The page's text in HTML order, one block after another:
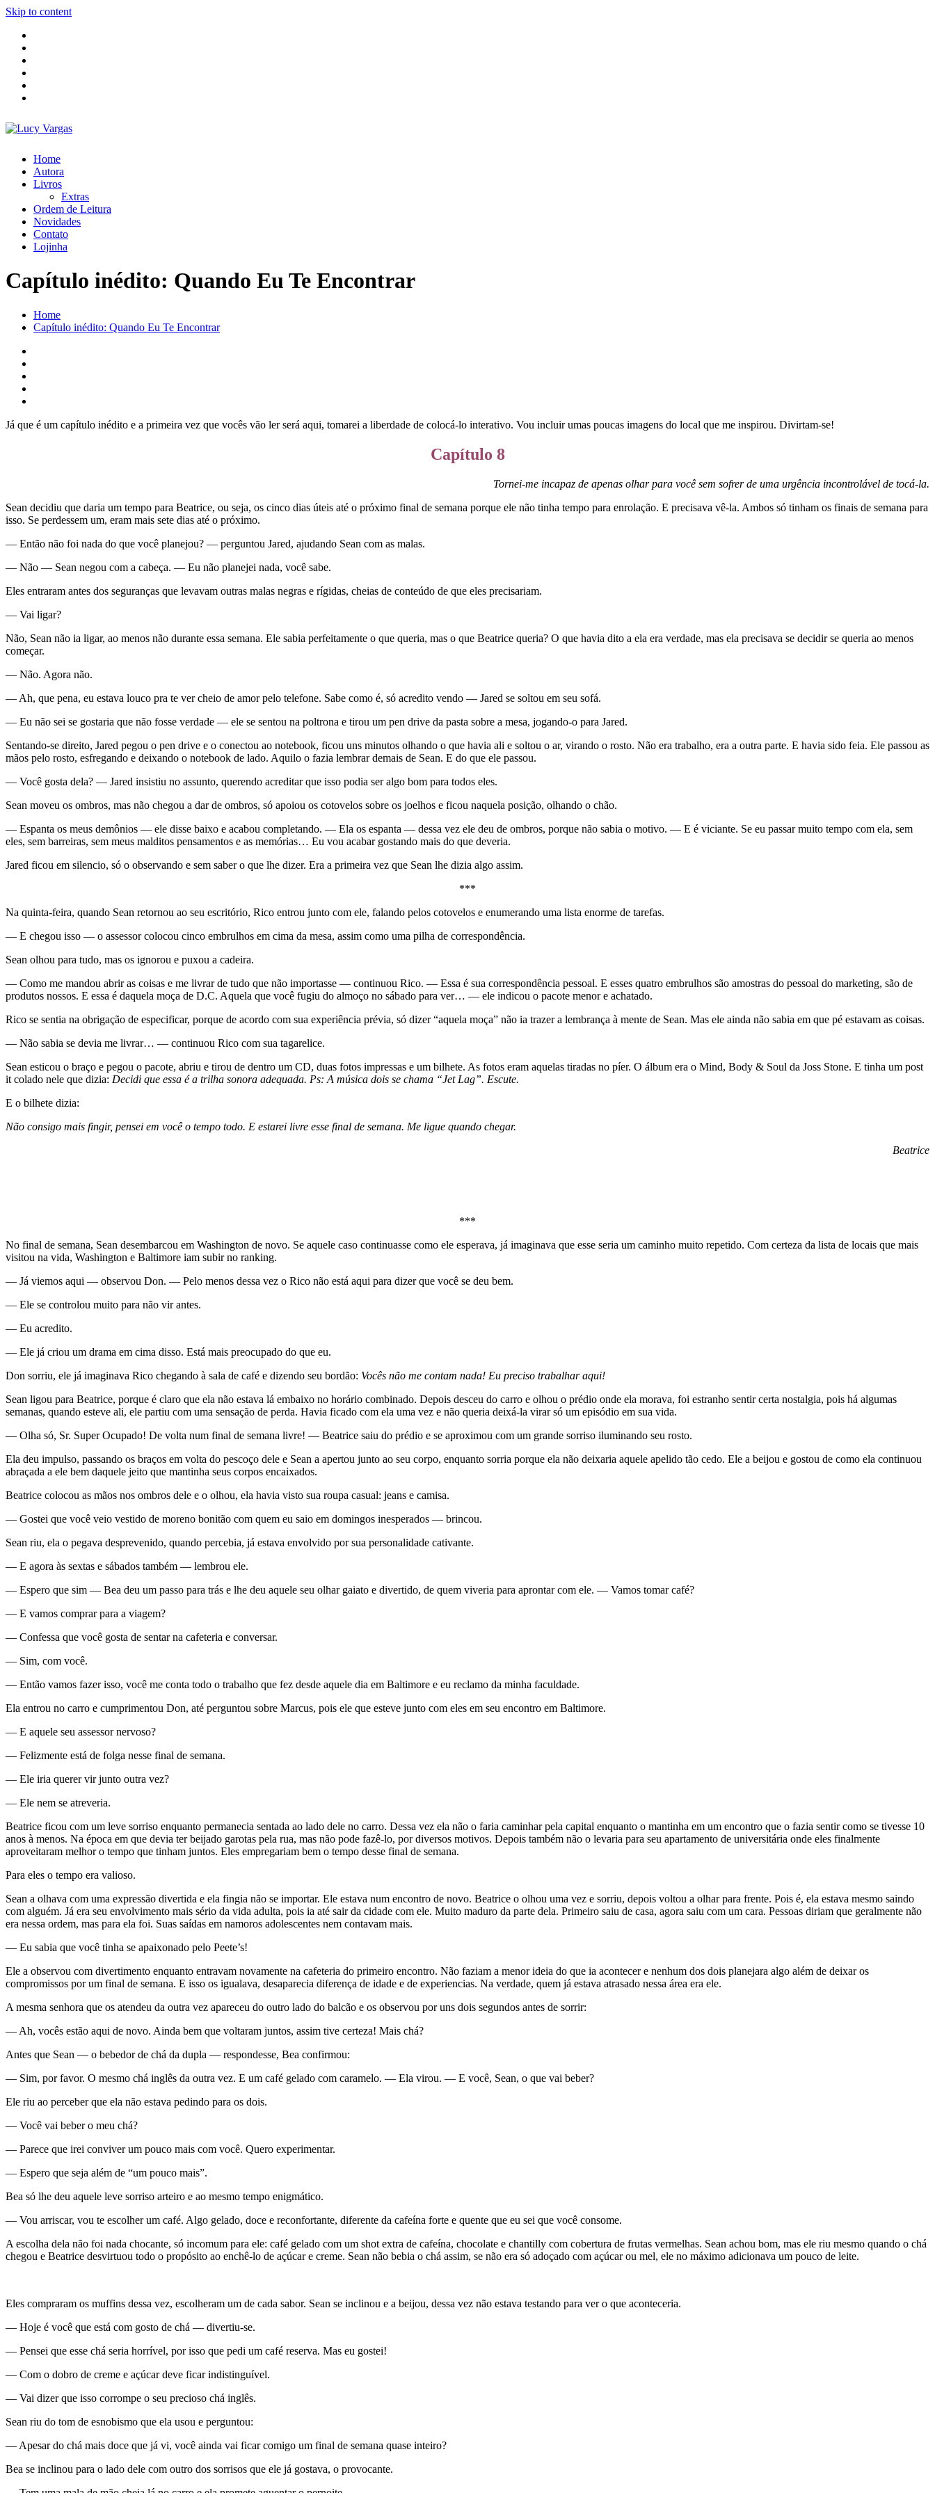
Skip to content
Home
Autora
Livros
Extras
Ordem de Leitura
Novidades
Contato
Lojinha
Capítulo inédito: Quando Eu Te Encontrar
Home
Capítulo inédito: Quando Eu Te Encontrar
Já que é um capítulo inédito e a primeira vez que vocês vão ler será aqui, tomarei a liberdade de colocá-lo interativo. Vou incluir umas poucas imagens do local que me inspirou. Divirtam-se!
Capítulo 8
Tornei-me incapaz de apenas olhar para você sem sofrer de uma urgência incontrolável de tocá-la.
Sean decidiu que daria um tempo para Beatrice, ou seja, os cinco dias úteis até o próximo final de semana porque ele não tinha tempo para enrolação. E precisava vê-la. Ambos só tinham os finais de semana para
isso. Se perdessem um, eram mais sete dias até o próximo.
— Então não foi nada do que você planejou? — perguntou Jared, ajudando Sean com as malas.
— Não — Sean negou com a cabeça. — Eu não planejei nada, você sabe.
Eles entraram antes dos seguranças que levavam outras malas negras e rígidas, cheias de conteúdo de que eles precisariam.
— Vai ligar?
Não, Sean não ia ligar, ao menos não durante essa semana. Ele sabia perfeitamente o que queria, mas o que Beatrice queria? O que havia dito a ela era verdade, mas ela precisava se decidir se queria ao menos
começar.
— Não. Agora não.
— Ah, que pena, eu estava louco pra te ver cheio de amor pelo telefone. Sabe como é, só acredito vendo — Jared se soltou em seu sofá.
— Eu não sei se gostaria que não fosse verdade — ele se sentou na poltrona e tirou um pen drive da pasta sobre a mesa, jogando-o para Jared.
Sentando-se direito, Jared pegou o pen drive e o conectou ao notebook, ficou uns minutos olhando o que havia ali e soltou o ar, virando o rosto. Não era trabalho, era a outra parte. E havia sido feia. Ele passou as
mãos pelo rosto, esfregando e deixando o notebook de lado. Aquilo o fazia lembrar demais de Sean. E do que ele passou.
— Você gosta dela? — Jared insistiu no assunto, querendo acreditar que isso podia ser algo bom para todos eles.
Sean moveu os ombros, mas não chegou a dar de ombros, só apoiou os cotovelos sobre os joelhos e ficou naquela posição, olhando o chão.
— Espanta os meus demônios — ele disse baixo e acabou completando. — Ela os espanta — dessa vez ele deu de ombros, porque não sabia o motivo. — E é viciante. Se eu passar muito tempo com ela, sem
eles, sem barreiras, sem meus malditos pensamentos e as memórias… Eu vou acabar gostando mais do que deveria.
Jared ficou em silencio, só o observando e sem saber o que lhe dizer. Era a primeira vez que Sean lhe dizia algo assim.
***
Na quinta-feira, quando Sean retornou ao seu escritório, Rico entrou junto com ele, falando pelos cotovelos e enumerando uma lista enorme de tarefas.
— E chegou isso — o assessor colocou cinco embrulhos em cima da mesa, assim como uma pilha de correspondência.
Sean olhou para tudo, mas os ignorou e puxou a cadeira.
— Como me mandou abrir as coisas e me livrar de tudo que não importasse — continuou Rico. — Essa é sua correspondência pessoal. E esses quatro embrulhos são amostras do pessoal do marketing, são de
produtos nossos. E essa é daquela moça de D.C. Aquela que você fugiu do almoço no sábado para ver… — ele indicou o pacote menor e achatado.
Rico se sentia na obrigação de especificar, porque de acordo com sua experiência prévia, só dizer “aquela moça” não ia trazer a lembrança à mente de Sean. Mas ele ainda não sabia em que pé estavam as coisas.
— Não sabia se devia me livrar… — continuou Rico com sua tagarelice.
Sean esticou o braço e pegou o pacote, abriu e tirou de dentro um CD, duas fotos impressas e um bilhete. As fotos eram aquelas tiradas no píer. O álbum era o Mind, Body & Soul da Joss Stone. E tinha um post
it colado nele que dizia: Decidi que essa é a trilha sonora adequada. Ps: A música dois se chama “Jet Lag”. Escute.
E o bilhete dizia:
Não consigo mais fingir, pensei em você o tempo todo. E estarei livre esse final de semana. Me ligue quando chegar.
Beatrice
***
No final de semana, Sean desembarcou em Washington de novo. Se aquele caso continuasse como ele esperava, já imaginava que esse seria um caminho muito repetido. Com certeza da lista de locais que mais
visitou na vida, Washington e Baltimore iam subir no ranking.
— Já viemos aqui — observou Don. — Pelo menos dessa vez o Rico não está aqui para dizer que você se deu bem.
— Ele se controlou muito para não vir antes.
— Eu acredito.
— Ele já criou um drama em cima disso. Está mais preocupado do que eu.
Don sorriu, ele já imaginava Rico chegando à sala de café e dizendo seu bordão: Vocês não me contam nada! Eu preciso trabalhar aqui!
Sean ligou para Beatrice, porque é claro que ela não estava lá embaixo no horário combinado. Depois desceu do carro e olhou o prédio onde ela morava, foi estranho sentir certa nostalgia, pois há algumas
semanas, quando esteve ali, ele partiu com uma sensação de perda. Havia ficado com ela uma vez e não queria deixá-la virar só um episódio em sua vida.
— Olha só, Sr. Super Ocupado! De volta num final de semana livre! — Beatrice saiu do prédio e se aproximou com um grande sorriso iluminando seu rosto.
Ela deu impulso, passando os braços em volta do pescoço dele e Sean a apertou junto ao seu corpo, enquanto sorria porque ela não deixaria aquele apelido tão cedo. Ele a beijou e gostou de como ela continuou
abraçada a ele bem daquele jeito que mantinha seus corpos encaixados.
Beatrice colocou as mãos nos ombros dele e o olhou, ela havia visto sua roupa casual: jeans e camisa.
— Gostei que você veio vestido de moreno bonitão com quem eu saio em domingos inesperados — brincou.
Sean riu, ela o pegava desprevenido, quando percebia, já estava envolvido por sua personalidade cativante.
— E agora às sextas e sábados também — lembrou ele.
— Espero que sim — Bea deu um passo para trás e lhe deu aquele seu olhar gaiato e divertido, de quem viveria para aprontar com ele. — Vamos tomar café?
— E vamos comprar para a viagem?
— Confessa que você gosta de sentar na cafeteria e conversar.
— Sim, com você.
— Então vamos fazer isso, você me conta todo o trabalho que fez desde aquele dia em Baltimore e eu reclamo da minha faculdade.
Ela entrou no carro e cumprimentou Don, até perguntou sobre Marcus, pois ele que esteve junto com eles em seu encontro em Baltimore.
— E aquele seu assessor nervoso?
— Felizmente está de folga nesse final de semana.
— Ele iria querer vir junto outra vez?
— Ele nem se atreveria.
Beatrice ficou com um leve sorriso enquanto permanecia sentada ao lado dele no carro. Dessa vez ela não o faria caminhar pela capital enquanto o mantinha em um encontro que o fazia sentir como se tivesse 10
anos à menos. Na época em que devia ter beijado garotas pela rua, mas não pode fazê-lo, por diversos motivos. Depois também não o levaria para seu apartamento de universitária onde eles finalmente
aproveitaram melhor o tempo que tinham juntos. Eles empregariam bem o tempo desse final de semana.
Para eles o tempo era valioso.
Sean a olhava com uma expressão divertida e ela fingia não se importar. Ele estava num encontro de novo. Beatrice o olhou uma vez e sorriu, depois voltou a olhar para frente. Pois é, ela estava mesmo saindo
com alguém. Já era seu envolvimento mais sério da vida adulta, pois ia até sair da cidade com ele. Muito maduro da parte dela. Primeiro saiu de casa, agora saiu com um cara. Pessoas diriam que geralmente não
era nessa ordem, mas para ela foi. Suas saídas em namoros adolescentes nem contavam mais.
— Eu sabia que você tinha se apaixonado pelo Peete’s!
Ele a observou com divertimento enquanto entravam novamente na cafeteria do primeiro encontro. Não faziam a menor ideia do que ia acontecer e nenhum dos dois planejara algo além de deixar os
compromissos por um final de semana. E isso os igualava, desaparecia diferença de idade e de experiencias. Na verdade, quem já estava atrasado nessa área era ele.
A mesma senhora que os atendeu da outra vez apareceu do outro lado do balcão e os observou por uns dois segundos antes de sorrir:
— Ah, vocês estão aqui de novo. Ainda bem que voltaram juntos, assim tive certeza! Mais chá?
Antes que Sean — o bebedor de chá da dupla — respondesse, Bea confirmou:
— Sim, por favor. O mesmo chá inglês da outra vez. E um café gelado com caramelo. — Ela virou. — E você, Sean, o que vai beber?
Ele riu ao perceber que ela não estava pedindo para os dois.
— Você vai beber o meu chá?
— Parece que irei conviver um pouco mais com você. Quero experimentar.
— Espero que seja além de “um pouco mais”.
Bea só lhe deu aquele leve sorriso arteiro e ao mesmo tempo enigmático.
— Vou arriscar, vou te escolher um café. Algo gelado, doce e reconfortante, diferente da cafeína forte e quente que eu sei que você consome.
A escolha dela não foi nada chocante, só incomum para ele: café gelado com um shot extra de cafeína, chocolate e chantilly com cobertura de frutas vermelhas. Sean achou bom, mas ele riu mesmo quando o chá
chegou e Beatrice desvirtuou todo o propósito ao enchê-lo de açúcar e creme. Sean não bebia o chá assim, se não era só adoçado com açúcar ou mel, ele no máximo adicionava um pouco de leite.
Eles compraram os muffins dessa vez, escolheram um de cada sabor. Sean se inclinou e a beijou, dessa vez não estava testando para ver o que aconteceria.
— Hoje é você que está com gosto de chá — divertiu-se.
— Pensei que esse chá seria horrível, por isso que pedi um café reserva. Mas eu gostei!
— Com o dobro de creme e açúcar deve ficar indistinguível.
— Vai dizer que isso corrompe o seu precioso chá inglês.
Sean riu do tom de esnobismo que ela usou e perguntou:
— Apesar do chá mais doce que já vi, você ainda vai ficar comigo um final de semana quase inteiro?
Bea se inclinou para o lado dele com outro dos sorrisos que ele já gostava, o provocante.